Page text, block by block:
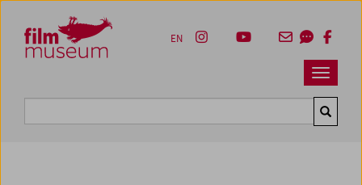
Zum Inhalt
Zum Hauptmenü
Zur Servicenavigation
Zum Suche
Navbar
EN